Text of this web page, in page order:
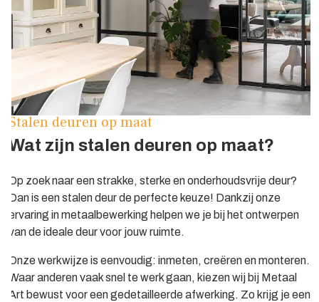
Stalen deuren op maat
Wat zijn stalen deuren op maat?
Op zoek naar een strakke, sterke en onderhoudsvrije deur?
Dan is een stalen deur de perfecte keuze! Dankzij onze
ervaring in metaalbewerking helpen we je bij het ontwerpen
van de ideale deur voor jouw ruimte.
Onze werkwijze is eenvoudig: inmeten, creëren en monteren.
Waar anderen vaak snel te werk gaan, kiezen wij bij Metaal
Art bewust voor een gedetailleerde afwerking. Zo krijg je een